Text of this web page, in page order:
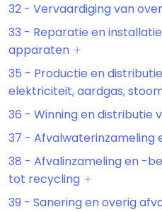
32 - Vervaardiging van
33 - Reparatie en
apparaten
35 - Productie en
elektriciteit, aardgas,
36 - Winning en distributie
37 - Afvalwaterinzameling
38 - Afvalinzameling en -
tot recycling
39 - Sanering en overig